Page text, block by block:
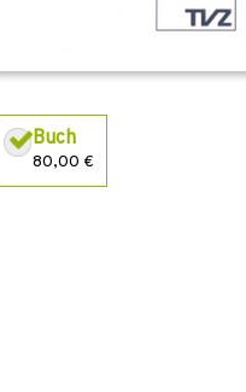
Buch
80,00 €